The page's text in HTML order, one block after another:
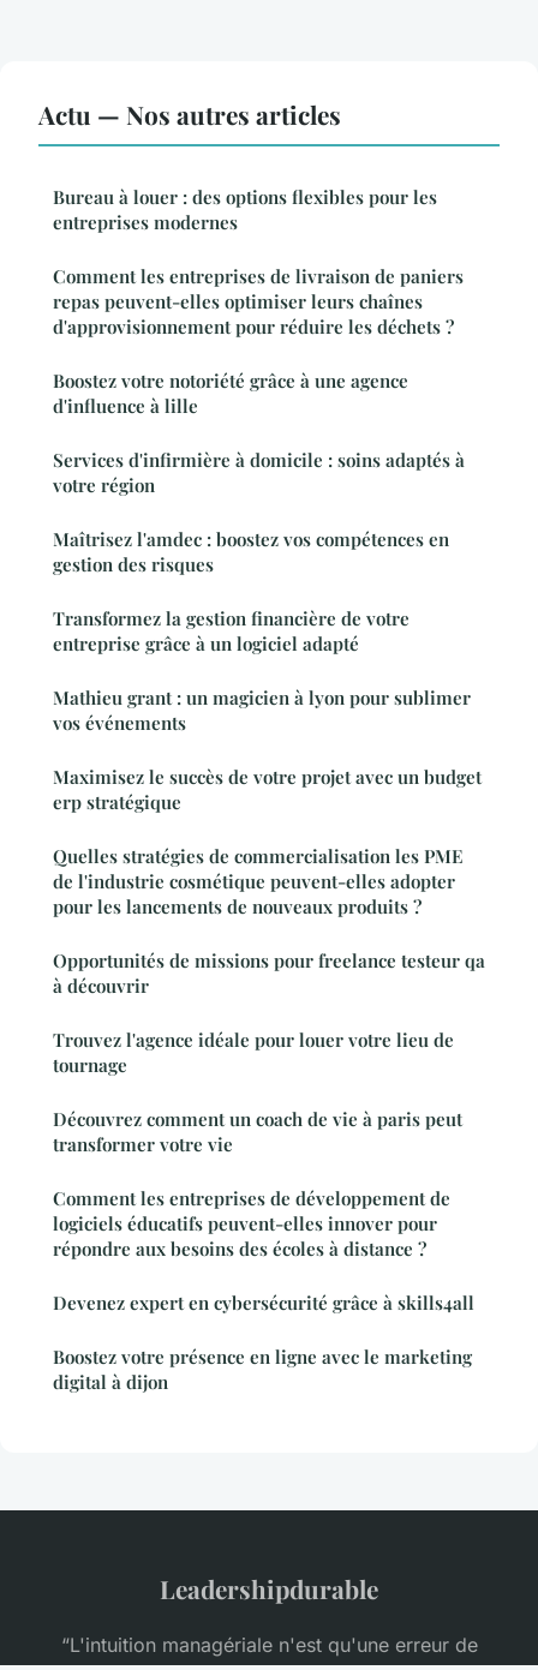
Actu — Nos autres articles
Bureau à louer : des options flexibles pour les
entreprises modernes
Comment les entreprises de livraison de paniers
repas peuvent-elles optimiser leurs chaînes
d'approvisionnement pour réduire les déchets ?
Boostez votre notoriété grâce à une agence
d'influence à lille
Services d'infirmière à domicile : soins adaptés à
votre région
Maîtrisez l'amdec : boostez vos compétences en
gestion des risques
Transformez la gestion financière de votre
entreprise grâce à un logiciel adapté
Mathieu grant : un magicien à lyon pour sublimer
vos événements
Maximisez le succès de votre projet avec un budget
erp stratégique
Quelles stratégies de commercialisation les PME
de l'industrie cosmétique peuvent-elles adopter
pour les lancements de nouveaux produits ?
Opportunités de missions pour freelance testeur qa
à découvrir
Trouvez l'agence idéale pour louer votre lieu de
tournage
Découvrez comment un coach de vie à paris peut
transformer votre vie
Comment les entreprises de développement de
logiciels éducatifs peuvent-elles innover pour
répondre aux besoins des écoles à distance ?
Devenez expert en cybersécurité grâce à skills4all
Boostez votre présence en ligne avec le marketing
digital à dijon
Leadershipdurable
“L'intuition managériale n'est qu'une erreur de